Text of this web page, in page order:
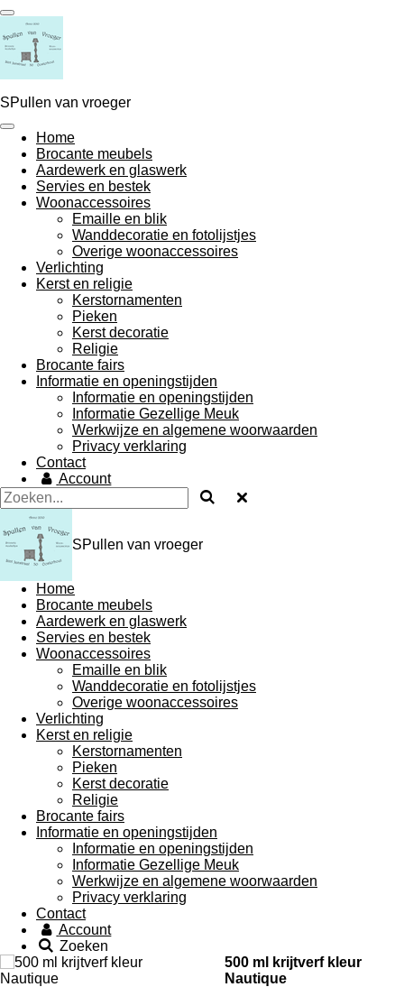
Ga
direct
naar
de
hoofdinhoud
SPullen van vroeger
Home
Brocante meubels
Aardewerk en glaswerk
Servies en bestek
Woonaccessoires
Emaille en blik
Wanddecoratie en fotolijstjes
Overige woonaccessoires
Verlichting
Kerst en religie
Kerstornamenten
Pieken
Kerst decoratie
Religie
Brocante fairs
Informatie en openingstijden
Informatie en openingstijden
Informatie Gezellige Meuk
Werkwijze en algemene woorwaarden
Privacy verklaring
Contact
Account
SPullen van vroeger
Home
Brocante meubels
Aardewerk en glaswerk
Servies en bestek
Woonaccessoires
Emaille en blik
Wanddecoratie en fotolijstjes
Overige woonaccessoires
Verlichting
Kerst en religie
Kerstornamenten
Pieken
Kerst decoratie
Religie
Brocante fairs
Informatie en openingstijden
Informatie en openingstijden
Informatie Gezellige Meuk
Werkwijze en algemene woorwaarden
Privacy verklaring
Contact
Account
Zoeken
500 ml krijtverf kleur
Nautique